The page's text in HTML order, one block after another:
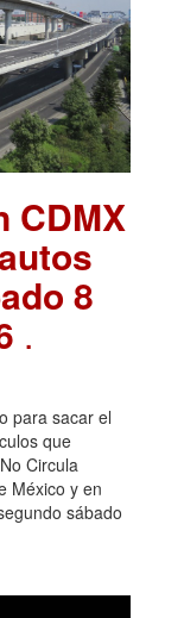
CDMX
8
.
para sacar el
que
Circula
México y en
sábado